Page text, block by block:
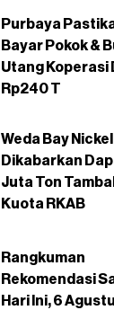
Purbaya
Bayar Pokok &
Utang Koperasi
Rp240 T
Weda Bay Nickel
Dikabarkan
Juta Ton
Kuota RKAB
Rangkuman
Rekomendasi
Hari Ini, 6